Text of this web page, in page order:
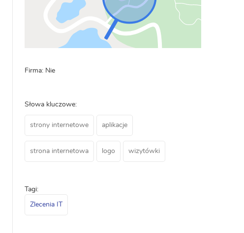
Firma: Nie
Słowa kluczowe:
strony internetowe aplikacje
strona internetowa logo wizytówki
Tagi:
Zlecenia IT